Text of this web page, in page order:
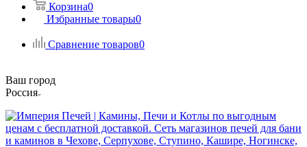
Корзина0
Избранные товары0
Сравнение товаров0
Ваш город
Россия